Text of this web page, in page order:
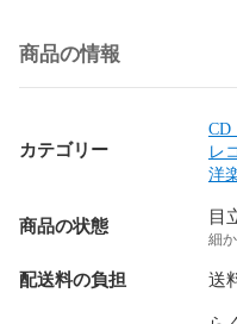
商品の情報
カテゴリー
CD
レ
洋
商品の状態 目
細
配送料の負担 送